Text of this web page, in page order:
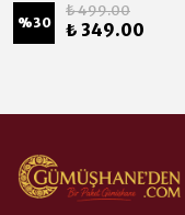
%30
₺ 499.00
₺ 349.00